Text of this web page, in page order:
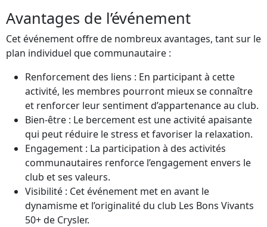
Avantages de l’événement
Cet événement offre de nombreux avantages, tant sur le
plan individuel que communautaire :
Renforcement des liens : En participant à cette
activité, les membres pourront mieux se connaître
et renforcer leur sentiment d’appartenance au club.
Bien-être : Le bercement est une activité apaisante
qui peut réduire le stress et favoriser la relaxation.
Engagement : La participation à des activités
communautaires renforce l’engagement envers le
club et ses valeurs.
Visibilité : Cet événement met en avant le
dynamisme et l’originalité du club Les Bons Vivants
50+ de Crysler.